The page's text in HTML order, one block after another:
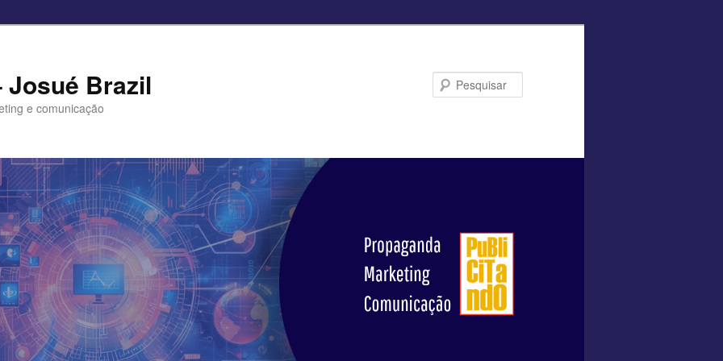
Josué Brazil
e comunicação